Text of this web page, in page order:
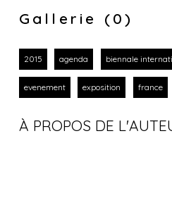
Gallerie (0)
2015 agenda biennale
evenement exposition france
À PROPOS DE